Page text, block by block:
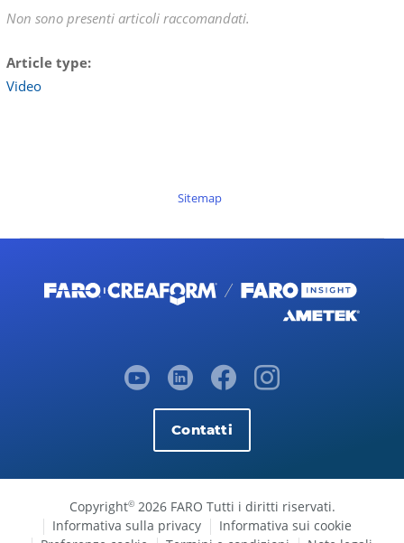
Non sono presenti articoli raccomandati.
Article type
Video
Sitemap
Contatti
Copyright©2026 FARO Tutti i diritti riservati.
Informativa sulla privacy
Informativa sui cookie